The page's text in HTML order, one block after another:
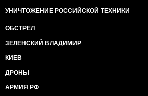
УНИЧТОЖЕНИЕ РОССИЙСКОЙ ТЕХНИКИ
ОБСТРЕЛ
ЗЕЛЕНСКИЙ ВЛАДИМИР
КИЕВ
ДРОНЫ
АРМИЯ РФ